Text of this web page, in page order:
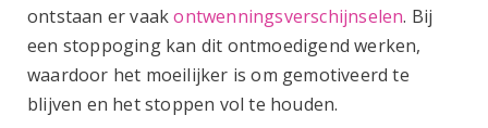
ontstaan er vaakontwenningsverschijnselen. Bij
een stoppoging kan dit ontmoedigend werken,
waardoor het moeilijker is om gemotiveerd te
blijven en het stoppen vol te houden.